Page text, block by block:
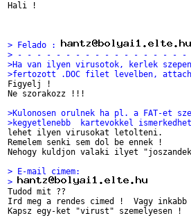
Hali !
> Felado :
> - - - - - - - - - - - - - - - - -
>Ha van ilyen virusotok, kerlek
>fertozott .DOC filet levelben,
Figyelj !
Ne szorakozz !!!
>Kulonosen orulnek ha pl. a FAT-et
>kegyetlenebb  kartevokkel
lehet ilyen virusokat letolteni.
Remelem senki sem dol be ennek !
Nehogy kuldjon valaki ilyet
> E-mail cimem:
>
Tudod mit ??
Ird meg a rendes cimed !  Vagy
Kapsz egy-ket "virust" szemelyesen !